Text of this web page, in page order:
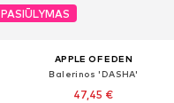
PASIŪLYMAS
APPLE OF EDEN
Balerinos 'DASHA'
47,45 €